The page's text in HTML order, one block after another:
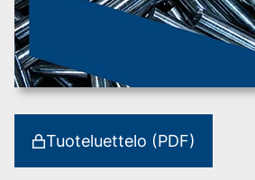
Tuoteluettelo (PDF)